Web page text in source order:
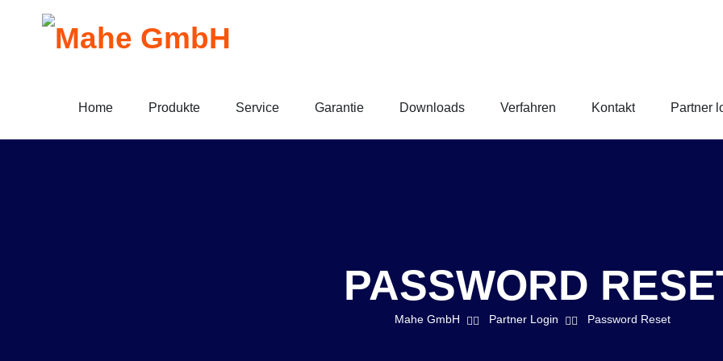
Home Produkte Service Garantie Downloads Verfahren Kontakt Partner
PASSWORD
Mahe GmbH Partner Login Password Reset